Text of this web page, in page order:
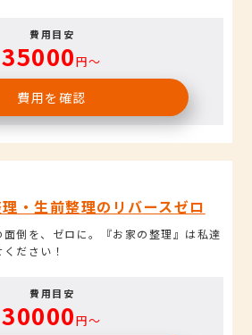
費用目安
35000円〜
費用を確認
・生前整理のリバースゼロ
面倒を、ゼロに。『お家の整理』は私達
ださい！
費用目安
30000円〜